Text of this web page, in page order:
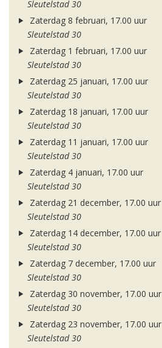
Sleutelstad 30
Zaterdag 8 februari, 17.00 uur
Sleutelstad 30
Zaterdag 1 februari, 17.00 uur
Sleutelstad 30
Zaterdag 25 januari, 17.00 uur
Sleutelstad 30
Zaterdag 18 januari, 17.00 uur
Sleutelstad 30
Zaterdag 11 januari, 17.00 uur
Sleutelstad 30
Zaterdag 4 januari, 17.00 uur
Sleutelstad 30
Zaterdag 21 december, 17.00 uur
Sleutelstad 30
Zaterdag 14 december, 17.00 uur
Sleutelstad 30
Zaterdag 7 december, 17.00 uur
Sleutelstad 30
Zaterdag 30 november, 17.00 uur
Sleutelstad 30
Zaterdag 23 november, 17.00 uur
Sleutelstad 30